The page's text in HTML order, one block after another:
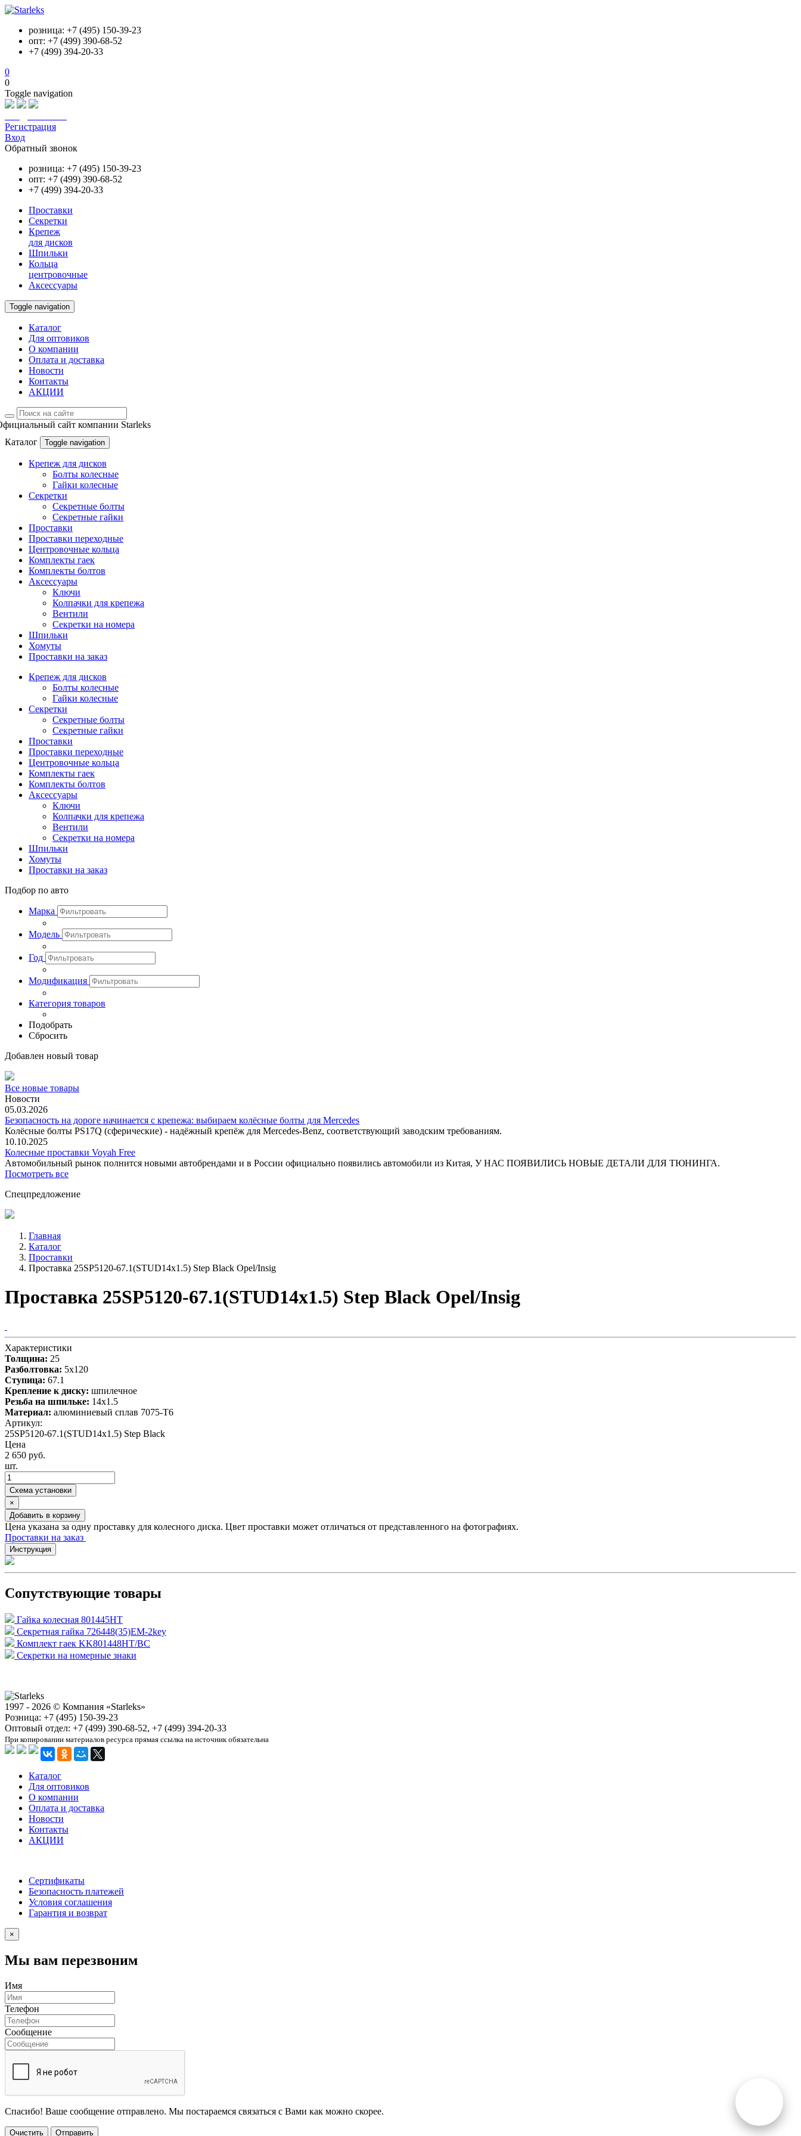
розница: +7 (495) 150-39-23
опт: +7 (499) 390-68-52
+7 (499) 394-20-33
0
0
Toggle navigation
Регистрация
Вход
Обратный звонок
розница: +7 (495) 150-39-23
опт: +7 (499) 390-68-52
+7 (499) 394-20-33
Проставки
Секретки
Крепеж
для дисков
Шпильки
Кольца
центровочные
Аксессуары
Toggle navigation
Каталог
Для оптовиков
О компании
Оплата и доставка
Новости
Контакты
АКЦИИ
сайт компании Starleks
Каталог
Toggle navigation
Крепеж для дисков
Болты колесные
Гайки колесные
Секретки
Секретные болты
Секретные гайки
Проставки
Проставки переходные
Центровочные кольца
Комплекты гаек
Комплекты болтов
Аксессуары
Ключи
Колпачки для крепежа
Вентили
Секретки на номера
Шпильки
Хомуты
Проставки на заказ
Крепеж для дисков
Болты колесные
Гайки колесные
Секретки
Секретные болты
Секретные гайки
Проставки
Проставки переходные
Центровочные кольца
Комплекты гаек
Комплекты болтов
Аксессуары
Ключи
Колпачки для крепежа
Вентили
Секретки на номера
Шпильки
Хомуты
Проставки на заказ
Подбор по авто
Марка
Модель
Год
Модификация
Категория товаров
Подобрать
Сбросить
Добавлен новый товар
Все новые товары
Новости
05.03.2026
Безопасность на дороге начинается с крепежа: выбираем колёсные болты для Mercedes
Колёсные болты PS17Q (сферические) - надёжный крепёж для Mercedes‑Benz, соответствующий заводским требованиям.
10.10.2025
Колесные проставки Voyah Free
Автомобильный рынок полнится новыми автобрендами и в России официально появились автомобили из Китая, У НАС ПОЯВИЛИСЬ НОВЫЕ ДЕТАЛИ ДЛЯ ТЮНИНГА.
Посмотреть все
Спецпредложение
Главная
Каталог
Проставки
Проставка 25SP5120-67.1(STUD14x1.5) Step Black Opel/Insig
Проставка 25SP5120-67.1(STUD14x1.5) Step Black Opel/Insig
Характеристики
Толщина: 25
Разболтовка: 5x120
Ступица: 67.1
Крепление к диску: шпилечное
Резьба на шпильке: 14x1.5
Материал: алюминиевый сплав 7075-T6
Артикул:
25SP5120-67.1(STUD14x1.5) Step Black
Цена
2 650 руб.
шт.
Схема установки
×
Добавить в корзину
Цена указана за одну проставку для колесного диска. Цвет проставки может отличаться от представленного на фотографиях.
Проставки на заказ
Инструкция
Сопутствующие товары
Гайка колесная 801445HT
Секретная гайка 726448(35)EM-2key
Комплект гаек KK801448HT/BC
Секретки на номерные знаки
1997 - 2026 © Компания «Starleks»
Розница: +7 (495) 150-39-23
Оптовый отдел: +7 (499) 390-68-52, +7 (499) 394-20-33
При копировании материалов ресурса прямая ссылка на источник обязательна
Каталог
Для оптовиков
О компании
Оплата и доставка
Новости
Контакты
АКЦИИ
Сертификаты
Безопасность платежей
Условия соглашения
Гарантия и возврат
×
Мы вам перезвоним
Имя
Телефон
Сообщение
Спасибо! Ваше сообщение отправлено. Мы постараемся связаться с Вами как можно скорее.
Очистить Отправить